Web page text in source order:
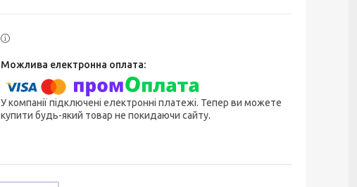
У компанії підключені електронні платежі. Тепер ви можете
купити будь-який товар не покидаючи сайту.